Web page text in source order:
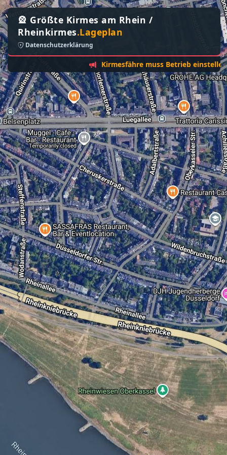
🎡 Größte Kirmes am Rhein /
Rheinkirmes.Lageplan
Datenschutzerklärung
Kirmesfähre muss Betrieb einstellen -